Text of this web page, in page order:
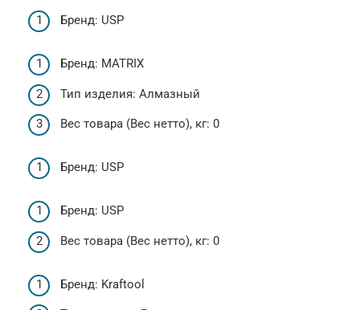
Бренд: USP
Бренд: MATRIX
Тип изделия: Алмазный
Вес товара (Вес нетто), кг: 0
Бренд: USP
Бренд: USP
Вес товара (Вес нетто), кг: 0
Бренд: Kraftool